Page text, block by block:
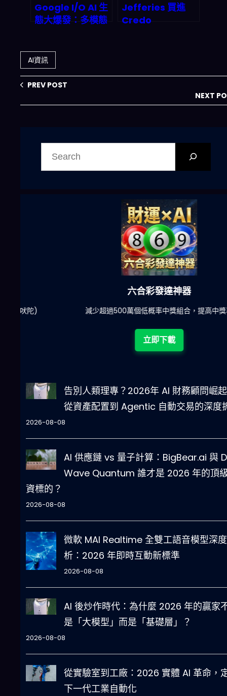
Google I/O AI 生
態大爆發：多模態
網路如何重塑
2026 商業格局？
Jefferies 買進
Credo
AI資訊
PREV POST
NEXT
六合彩發達神器
減少超過500萬個低概率中獎組合，提高中獎率
立即下載
告別人類理專？2026年 AI 財務顧問崛
從資產配置到 Agentic 自動交易的深度
2026-08-08
AI 供應鏈 vs 量子計算：BigBear.ai 與
Wave Quantum 誰才是 2026 年的頂
資標的？
2026-08-08
微軟 MAI Realtime 全雙工語音模型深
析：2026 年即時互動新標準
2026-08-08
AI 後炒作時代：為什麼 2026 年的贏家
是「大模型」而是「基礎層」？
2026-08-08
從實驗室到工廠：2026 實體 AI 革命，
下一代工業自動化